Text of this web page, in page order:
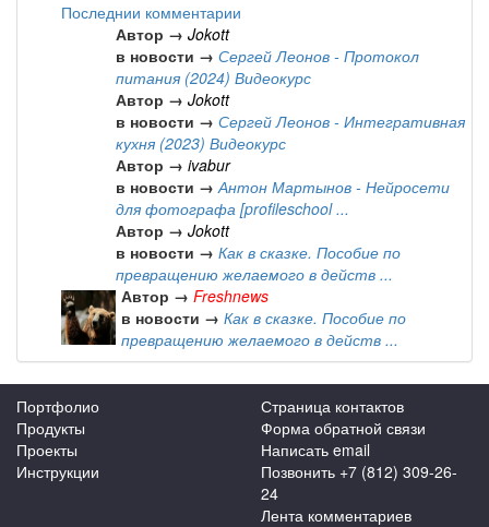
Последнии комментарии
Автор → Jokott
в новости → Сергей Леонов - Протокол
питания (2024) Видеокурс
Автор → Jokott
в новости → Сергей Леонов - Интегративная
кухня (2023) Видеокурс
Автор → ivabur
в новости → Антон Мартынов - Нейросети
для фотографа [profileschool ...
Автор → Jokott
в новости → Как в сказке. Пособие по
превращению желаемого в действ ...
Автор → Freshnews
в новости → Как в сказке. Пособие по
превращению желаемого в действ ...
Портфолио
Продукты
Проекты
Инструкции
Страница контактов
Форма обратной связи
Написать email
Позвонить +7 (812) 309-26-
24
Лента комментариев